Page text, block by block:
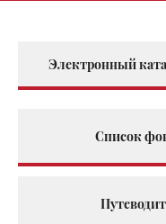
Электронный
Список